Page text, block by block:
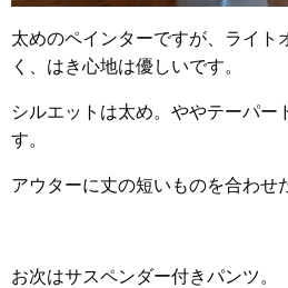
太めのペインターですが、ライト
く、はき心地は優しいです。
シルエットは太め。ややテーパー
す。
アウターに丈の短いものを合わせ
お次はサスペンダー付きパンツ。